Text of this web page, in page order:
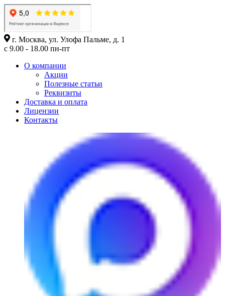
г. Москва, ул. Улофа Пальме, д. 1
с 9.00 - 18.00 пн-пт
О компании
Акции
Полезные статьи
Реквизиты
Доставка и оплата
Лицензии
Контакты